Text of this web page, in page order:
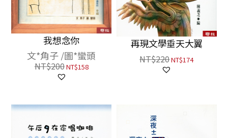
我想念你
文*角子 /圖*蠻頭
NT$200NT$158
再現文學垂天大翼
NT$220NT$174